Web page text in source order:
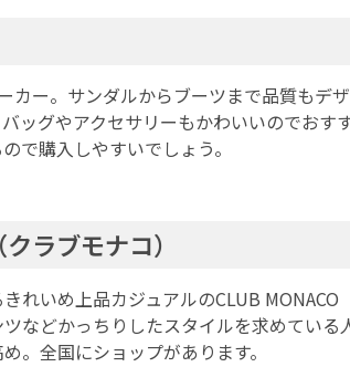
カー。サンダルからブーツまで品質もデ
ッグやアクセサリーもかわいいのでおす
で購入しやすいでしょう。
ラブモナコ）
れいめ上品カジュアルのCLUB
などかっちりしたスタイルを求めてい
。全国にショップがあります。